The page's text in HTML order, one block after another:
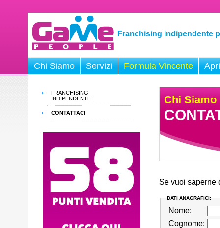
Franchising indipendente
Chi Siamo Servizi Formula Vincente
Chi Siamo
Se vuoi saperne
DATI ANAGRAFICI:
Nome:
Cognome:
FRANCHISING
INDIPENDENTE
CONTATTACI